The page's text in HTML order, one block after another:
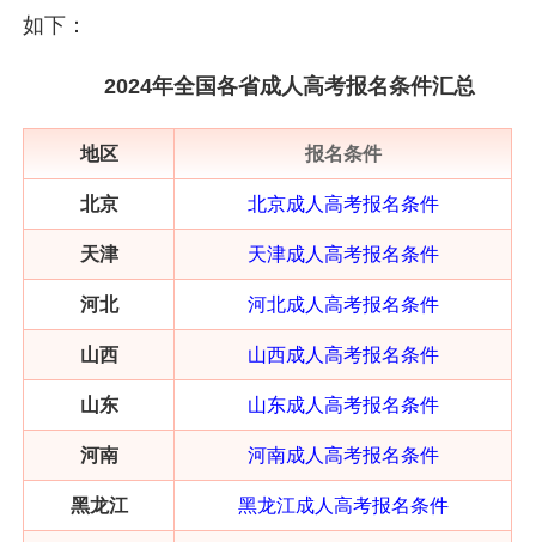
如下：
2024年全国各省成人高考报名条件汇总
地区 报名条件
北京 北京成人高考报名条件
天津 天津成人高考报名条件
河北 河北成人高考报名条件
山西 山西成人高考报名条件
山东 山东成人高考报名条件
河南 河南成人高考报名条件
黑龙江 黑龙江成人高考报名条件